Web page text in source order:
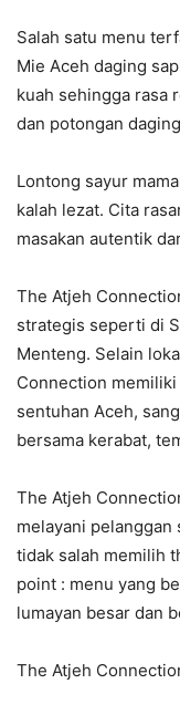
Salah satu menu
Mie Aceh daging
kuah sehingga rasa
dan potongan
Lontong sayur
kalah lezat. Cita
masakan autentik
The Atjeh
strategis seperti di
Menteng. Selain
Connection
sentuhan Aceh,
bersama kerabat,
The Atjeh
melayani pelanggan
tidak salah memilih
point : menu yang
lumayan besar dan
The Atjeh